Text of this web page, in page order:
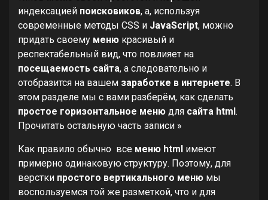
индексацией поисковиков, а, используя
современные методы CSS и JavaScript, можно
придать своему меню красивый и
респектабельный вид, что повлияет на
посещаемость сайта, а следовательно и
отобразится на вашем заработке в интернете. В
этом разделе мы с вами разберём, как сделать
простое горизонтальное меню для сайта html.
Прочитать остальную часть записи »
Как правило обычно все меню html имеют
примерно одинаковую структуру. Поэтому, для
верстки простого вертикального меню мы
воспользуемся той же разметкой, что и для